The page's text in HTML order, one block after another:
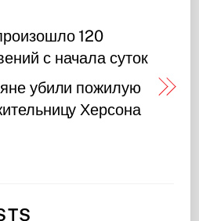
120
с начала суток
убили пожилую
Херсона